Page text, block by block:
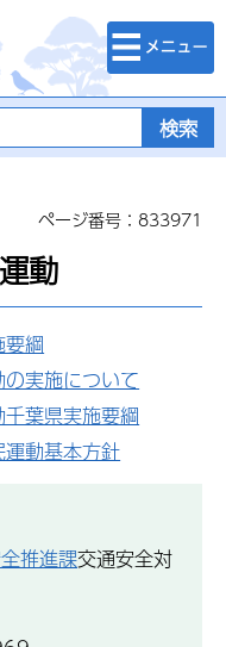
検索・メニュ
ー
ページ番号：833971
動
綱
実施について
葉県実施要綱
動基本方針
推進課交通安全対